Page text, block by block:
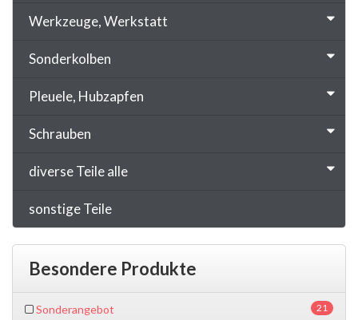
Werkzeuge, Werkstatt
Sonderkolben
Pleuele, Hubzapfen
Schrauben
diverse Teile alle
sonstige Teile
Besondere Produkte
21
Sonderangebot